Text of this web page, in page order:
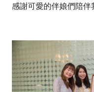
感謝可愛的伴娘們陪